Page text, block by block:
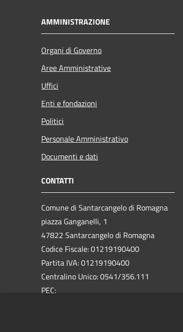
AMMINISTRAZIONE
Organi di Governo
Aree Amministrative
Uffici
Enti e fondazioni
Politici
Personale Amministrativo
Documenti e dati
CONTATTI
Comune di Santarcangelo di Romagna
piazza Ganganelli, 1
47822 Santarcangelo di Romagna
Codice Fiscale: 01219190400
Partita IVA: 01219190400
Centralino Unico: 0541/356.111
PEC: